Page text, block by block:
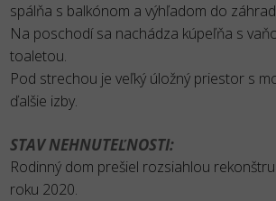
spálňa s balkónom a výhľadom do
Na poschodí sa nachádza kúpeľňa s
toaletou.
Pod strechou je veľký úložný priestor s
ďalšie izby.
STAV NEHNUTEĽNOSTI:
Rodinný dom prešiel rozsiahlou
roku 2020.